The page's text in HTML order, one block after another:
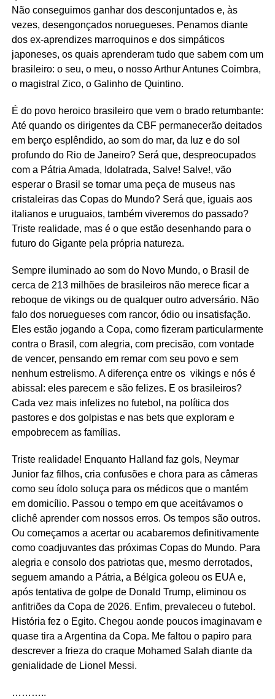
Não conseguimos ganhar dos desconjuntados e, às
vezes, desengonçados noruegueses. Penamos diante
dos ex-aprendizes marroquinos e dos simpáticos
japoneses, os quais aprenderam tudo que sabem com um
brasileiro: o seu, o meu, o nosso Arthur Antunes Coimbra,
o magistral Zico, o Galinho de Quintino.
É do povo heroico brasileiro que vem o brado retumbante:
Até quando os dirigentes da CBF permanecerão deitados
em berço esplêndido, ao som do mar, da luz e do sol
profundo do Rio de Janeiro? Será que, despreocupados
com a Pátria Amada, Idolatrada, Salve! Salve!, vão
esperar o Brasil se tornar uma peça de museus nas
cristaleiras das Copas do Mundo? Será que, iguais aos
italianos e uruguaios, também viveremos do passado?
Triste realidade, mas é o que estão desenhando para o
futuro do Gigante pela própria natureza.
Sempre iluminado ao som do Novo Mundo, o Brasil de
cerca de 213 milhões de brasileiros não merece ficar a
reboque de vikings ou de qualquer outro adversário. Não
falo dos noruegueses com rancor, ódio ou insatisfação.
Eles estão jogando a Copa, como fizeram particularmente
contra o Brasil, com alegria, com precisão, com vontade
de vencer, pensando em remar com seu povo e sem
nenhum estrelismo. A diferença entre os vikings e nós é
abissal: eles parecem e são felizes. E os brasileiros?
Cada vez mais infelizes no futebol, na política dos
pastores e dos golpistas e nas bets que exploram e
empobrecem as famílias.
Triste realidade! Enquanto Halland faz gols, Neymar
Junior faz filhos, cria confusões e chora para as câmeras
como seu ídolo soluça para os médicos que o mantém
em domicílio. Passou o tempo em que aceitávamos o
clichê aprender com nossos erros. Os tempos são outros.
Ou começamos a acertar ou acabaremos definitivamente
como coadjuvantes das próximas Copas do Mundo. Para
alegria e consolo dos patriotas que, mesmo derrotados,
seguem amando a Pátria, a Bélgica goleou os EUA e,
após tentativa de golpe de Donald Trump, eliminou os
anfitriões da Copa de 2026. Enfim, prevaleceu o futebol.
História fez o Egito. Chegou aonde poucos imaginavam e
quase tira a Argentina da Copa. Me faltou o papiro para
descrever a frieza do craque Mohamed Salah diante da
genialidade de Lionel Messi.
………..